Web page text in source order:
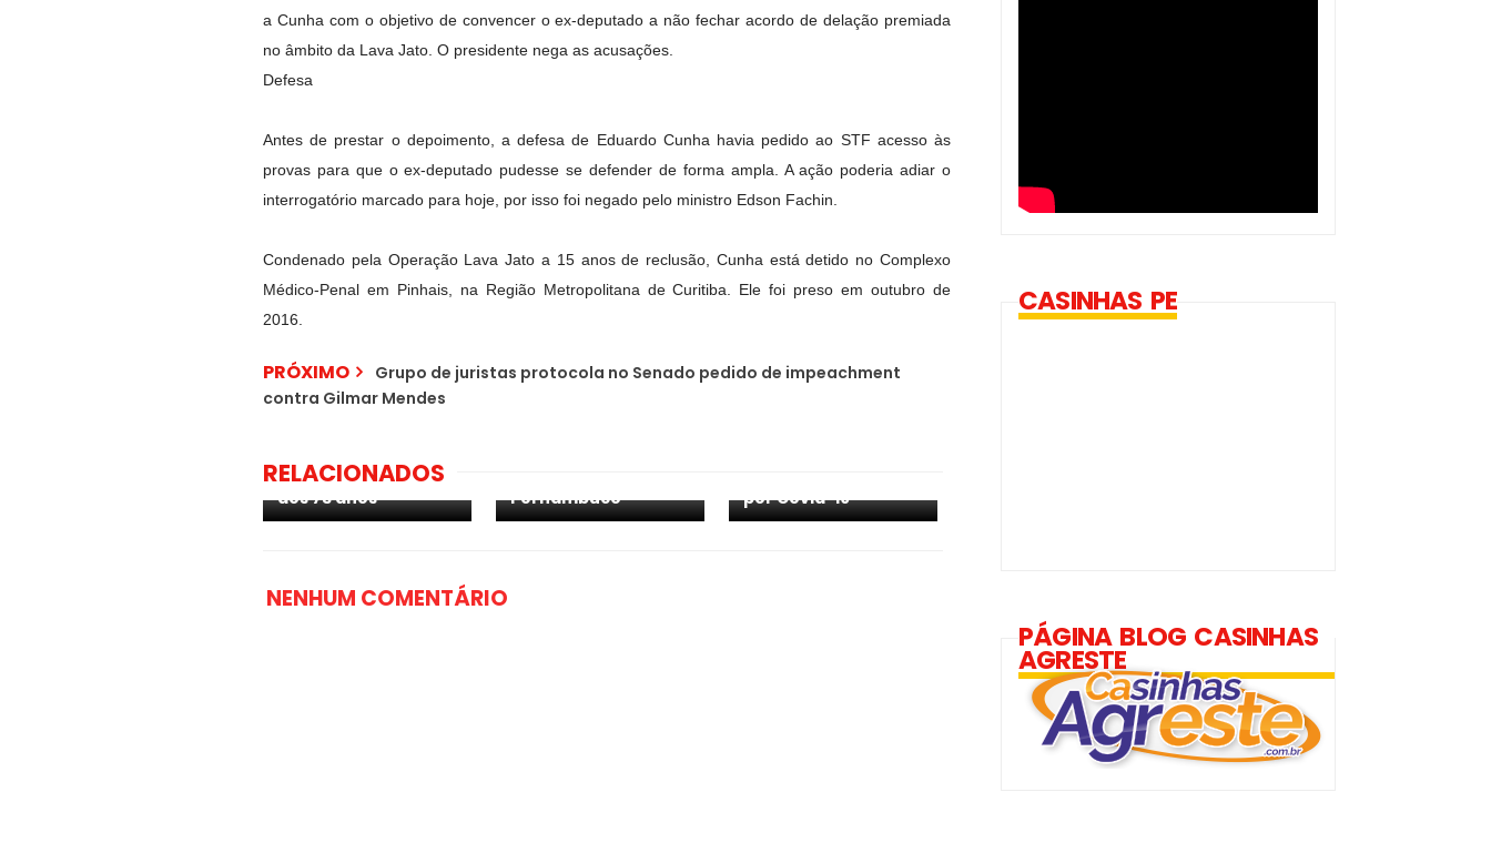
a Cunha com o objetivo de convencer o ex-deputado a não fechar acordo de delação premiada
no âmbito da Lava Jato. O presidente nega as acusações.
Defesa
Antes de prestar o depoimento, a defesa de Eduardo Cunha havia pedido ao STF acesso às
provas para que o ex-deputado pudesse se defender de forma ampla. A ação poderia adiar o
interrogatório marcado para hoje, por isso foi negado pelo ministro Edson Fachin.
Condenado pela Operação Lava Jato a 15 anos de reclusão, Cunha está detido no Complexo
Médico-Penal em Pinhais, na Região Metropolitana de Curitiba. Ele foi preso em outubro de
2016.
PRÓXIMO
Grupo de juristas protocola no Senado pedido de impeachment
contra Gilmar Mendes
RELACIONADOS
Joaquim Francisco,
aos 73 anos
Pernambuco
por Covid-19
NENHUM COMENTÁRIO
CASINHAS PE
PÁGINA BLOG CASINHAS
AGRESTE